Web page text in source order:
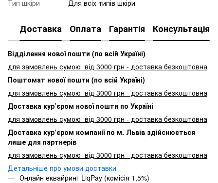
Тип шкіри
Для всіх типів шкіри
Доставка Оплата Гарантія Консультація
Відділення нової пошти (по всій Україні)
для замовлень сумою від 3000 грн - доставка безкоштовна
Поштомат нової пошти (по всій Україні)
для замовлень сумою від 3000 грн - доставка безкоштовна
Доставка кур’єром нової пошти по Україні
для замовлень сумою від 3000 грн - доставка безкоштовна
Доставка кур’єром компанії по м. Львів здійснюється
лише для партнерів
для замовлень сумою від 3000 грн - доставка безкоштовна
Детальніше про умови доставки
Онлайн еквайринг LiqPay (комісія 1,5%)